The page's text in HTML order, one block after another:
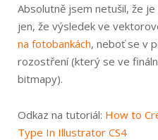
Absolutně jsem netušil, že
jen, že výsledek ve
na fotobankách, neboť se v
rozostření (který se ve
bitmapy).
Odkaz na tutoriál: How to
Type In Illustrator CS4